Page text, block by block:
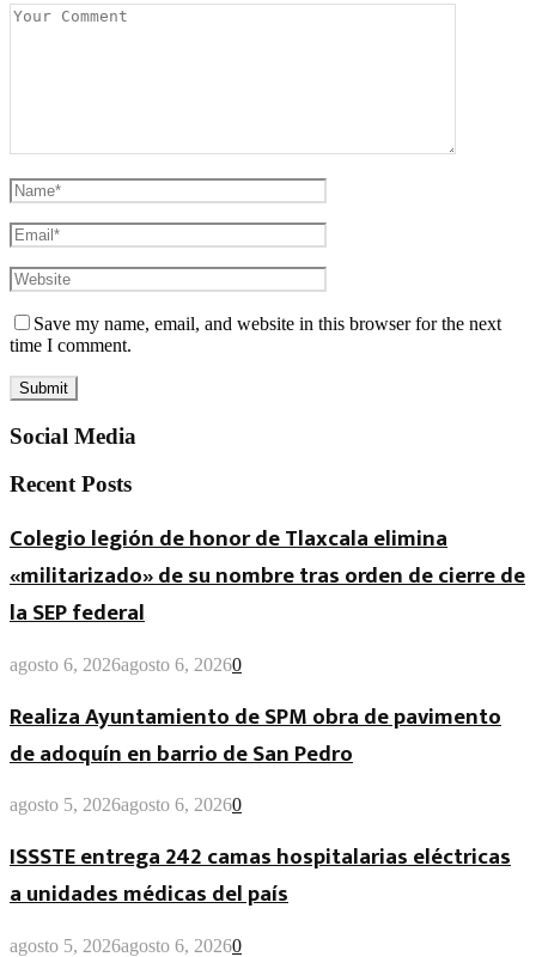
Save my name, email, and website in this browser for the next
time I comment.
Social Media
Recent Posts
Colegio legión de honor de Tlaxcala elimina
«militarizado» de su nombre tras orden de cierre de
la SEP federal
agosto 6, 2026agosto 6, 20260
Realiza Ayuntamiento de SPM obra de pavimento
de adoquín en barrio de San Pedro
agosto 5, 2026agosto 6, 20260
ISSSTE entrega 242 camas hospitalarias eléctricas
a unidades médicas del país
agosto 5, 2026agosto 6, 20260